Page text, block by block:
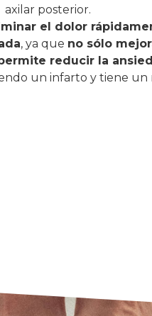
axilar posterior.
el dolor
, ya que no sólo
reducir la
un infarto y tiene un